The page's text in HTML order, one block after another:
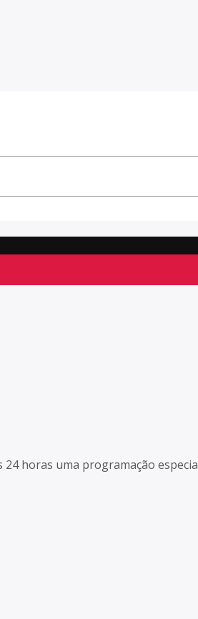
24 horas uma programação